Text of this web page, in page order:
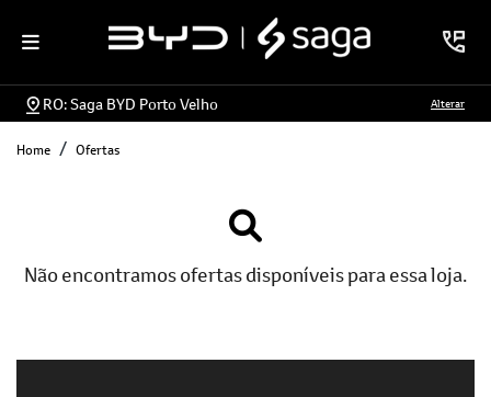
RO: Saga BYD Porto Velho Alterar
Home Ofertas
Não encontramos ofertas disponíveis para essa loja.